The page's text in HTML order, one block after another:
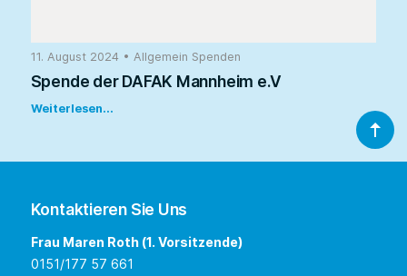
11. August 2024 • Allgemein Spenden
Spende der DAFAK Mannheim e.V
Weiterlesen...
Kontaktieren Sie Uns
Frau Maren Roth (1. Vorsitzende)
0151/177 57 661